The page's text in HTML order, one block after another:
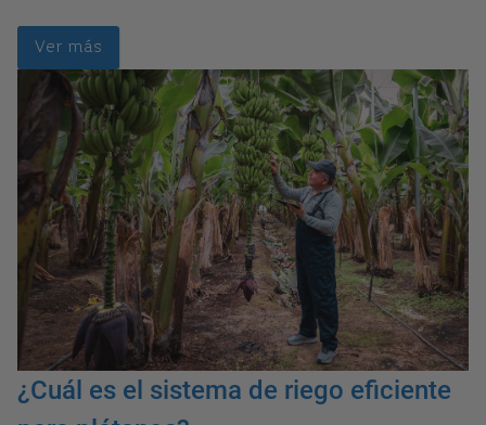
Ver más
¿Cuál es el sistema de riego eficiente